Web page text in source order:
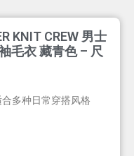
KNIT CREW 男士
毛衣 藏青色 – 尺
多种日常穿搭风格